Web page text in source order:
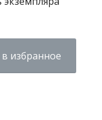
избранное